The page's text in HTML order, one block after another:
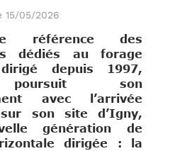
15/05/2026
référence des
dédiés au forage
depuis 1997,
son
avec l’arrivée
son site d’Igny,
génération de
dirigée : la